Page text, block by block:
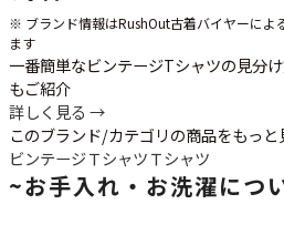
※ ブランド情報はRushOut古着バイヤーによ
ます
一番簡単なビンテージTシャツの見分
もご紹介
詳しく見る →
このブランド/カテゴリの商品をもっと
ビンテージＴシャツＴシャツ
~お手入れ・お洗濯につ